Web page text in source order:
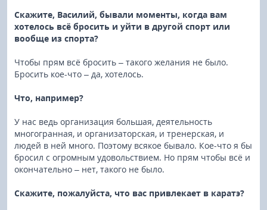
Скажите, Василий, бывали моменты, когда вам
хотелось всё бросить и уйти в другой спорт или
вообще из спорта?
Чтобы прям всё бросить – такого желания не было.
Бросить кое-что – да, хотелось.
Что, например?
У нас ведь организация большая, деятельность
многогранная, и организаторская, и тренерская, и
людей в ней много. Поэтому всякое бывало. Кое-что я бы
бросил с огромным удовольствием. Но прям чтобы всё и
окончательно – нет, такого не было.
Скажите, пожалуйста, что вас привлекает в каратэ?